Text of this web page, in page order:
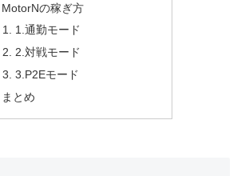
MotorNの稼ぎ方
1.通勤モード
2.対戦モード
3.P2Eモード
まとめ